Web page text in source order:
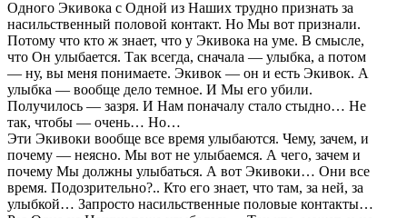
Одного Экивока с Одной из Наших трудно признать за
насильственный половой контакт. Но Мы вот признали.
Потому что кто ж знает, что у Экивока на уме. В смысле,
что Он улыбается. Так всегда, сначала — улыбка, а потом
— ну, вы меня понимаете. Экивок — он и есть Экивок. А
улыбка — вообще дело темное. И Мы его убили.
Получилось — зазря. И Нам поначалу стало стыдно… Не
так, чтобы — очень… Но…
Эти Экивоки вообще все время улыбаются. Чему, зачем, и
почему — неясно. Мы вот не улыбаемся. А чего, зачем и
почему Мы должны улыбаться. А вот Экивоки… Они все
время. Подозрительно?.. Кто его знает, что там, за ней, за
улыбкой… Запросто насильственные половые контакты…